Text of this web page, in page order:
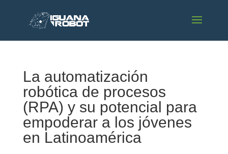
La automatización
robótica de procesos
(RPA) y su potencial para
empoderar a los jóvenes
en Latinoamérica